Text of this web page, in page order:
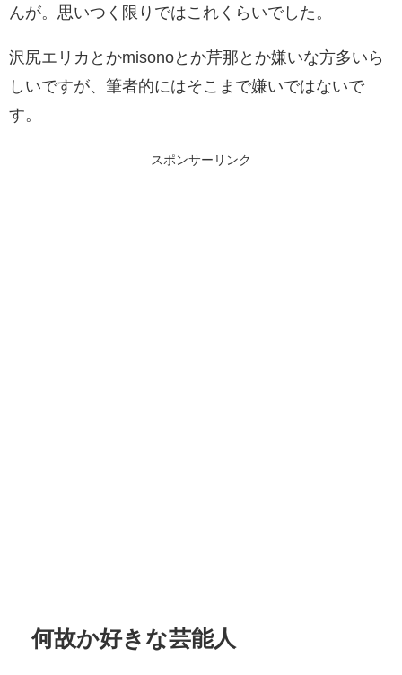
んが。思いつく限りではこれくらいでした。
沢尻エリカとかmisonoとか芹那とか嫌いな方多いら
しいですが、筆者的にはそこまで嫌いではないで
す。
スポンサーリンク
何故か好きな芸能人